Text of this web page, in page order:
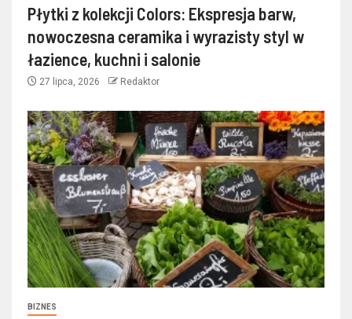
Płytki z kolekcji Colors: Ekspresja barw,
nowoczesna ceramika i wyrazisty styl w
łazience, kuchni i salonie
27 lipca, 2026 Redaktor
BIZNES